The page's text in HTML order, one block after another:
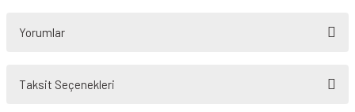
Yorumlar
Taksit Seçenekleri